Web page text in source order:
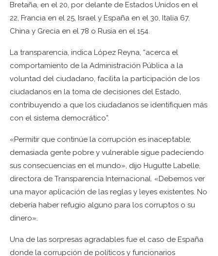
Bretaña, en el 20, por delante de Estados Unidos en el
22, Francia en el 25, Israel y España en el 30, Italia 67,
China y Grecia en el 78 o Rusia en el 154.
La transparencia, indica López Reyna, “acerca el
comportamiento de la Administración Pública a la
voluntad del ciudadano, facilita la participación de los
ciudadanos en la toma de decisiones del Estado,
contribuyendo a que los ciudadanos se identifiquen más
con el sistema democrático”.
«Permitir que continúe la corrupción es inaceptable;
demasiada gente pobre y vulnerable sigue padeciendo
sus consecuencias en el mundo», dijo Hugutte Labelle,
directora de Transparencia Internacional. «Debemos ver
una mayor aplicación de las reglas y leyes existentes. No
debería haber refugio alguno para los corruptos o su
dinero».
Una de las sorpresas agradables fue el caso de España
donde la corrupción de políticos y funcionarios